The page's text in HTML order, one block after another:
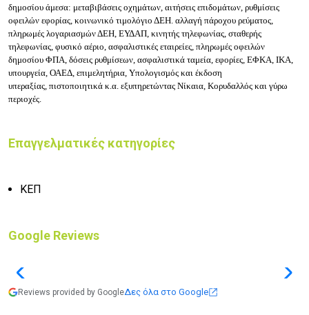
δημοσίου άμεσα: μεταβιβάσεις οχημάτων, αιτήσεις επιδομάτων, ρυθμίσεις
οφειλών εφορίας, κοινωνικό τιμολόγιο ΔΕΗ. αλλαγή πάροχου ρεύματος,
πληρωμές λογαριασμών ΔΕΗ, ΕΥΔΑΠ, κινητής τηλεφωνίας, σταθερής
τηλεφωνίας, φυσικό αέριο, ασφαλιστικές εταιρείες, πληρωμές οφειλών
δημοσίου ΦΠΑ, δόσεις ρυθμίσεων, ασφαλιστικά ταμεία, εφορίες, ΕΦΚΑ, ΙΚΑ,
υπουργεία, ΟΑΕΔ, επιμελητήρια, Υπολογισμός και έκδοση
υπεραξίας, πιστοποιητικά κ.α. εξυπηρετώντας Νίκαια, Κορυδαλλός και γύρω
περιοχές.
Επαγγελματικές κατηγορίες
ΚΕΠ
Google Reviews
Reviews provided by GoogleΔες όλα στο Google